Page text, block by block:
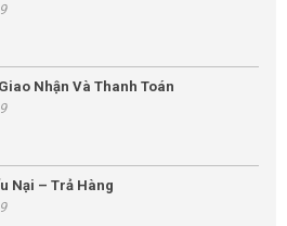
Nhận Và Thanh Toán
Nại – Trả Hàng